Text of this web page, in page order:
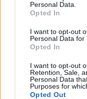
Personal Data.
Opted In
I want to opt-out
Personal Data for
Opted In
I want to opt-out
Retention, Sale,
Personal Data
Purposes for
Opted Out
Χρήση
Δηλητηρίαση
Μέτρηση